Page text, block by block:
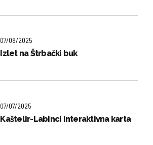
07/08/2025
Izlet na Štrbački buk
07/07/2025
Kaštelir-Labinci interaktivna karta